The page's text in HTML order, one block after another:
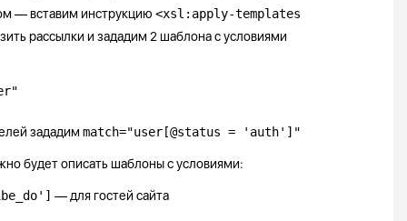
— вставим инструкцию <xsl:apply-templates
рассылки и зададим 2 шаблона с условиями
зададим match="user[@status = 'auth']"
будет описать шаблоны с условиями:
— для гостей сайта